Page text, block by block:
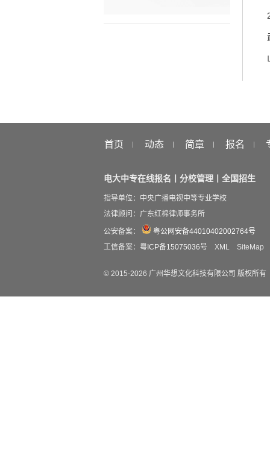
首页 动态 简章 报名
电大中专在线报名丨分校管理丨全国招生
指导单位：中央广播电视中等专业学校
法律顾问：广东红棉律师事务所
公安备案：
粤公网安备44010402002764号
工信备案： 粤ICP备15075036号 XML SiteMap
© 2015-2026 广州华想文化科技有限公司 版权所有